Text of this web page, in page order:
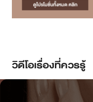
วิดีโอเรื่องที่ควรรู้